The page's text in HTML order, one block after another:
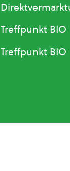
Treffpunkt BIO
Treffpunkt BIO